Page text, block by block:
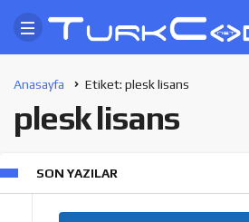
Anasayfa Etiket: plesk lisans
plesk lisans
SON YAZILAR